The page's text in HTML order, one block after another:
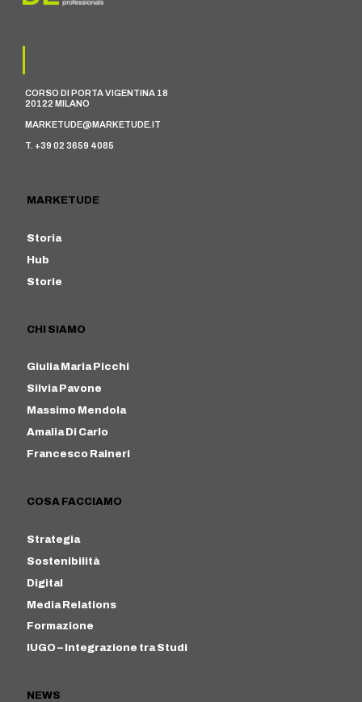
CORSO DI PORTA VIGENTINA 18
20122 MILANO
MARKETUDE@MARKETUDE.IT
T. +39 02 3659 4085
MARKETUDE
Storia
Hub
Storie
CHI SIAMO
Giulia Maria Picchi
Silvia Pavone
Massimo Mendola
Amalia Di Carlo
Francesco Raineri
COSA FACCIAMO
Strategia
Sostenibilità
Digital
Media Relations
Formazione
IUGO – Integrazione tra Studi
NEWS